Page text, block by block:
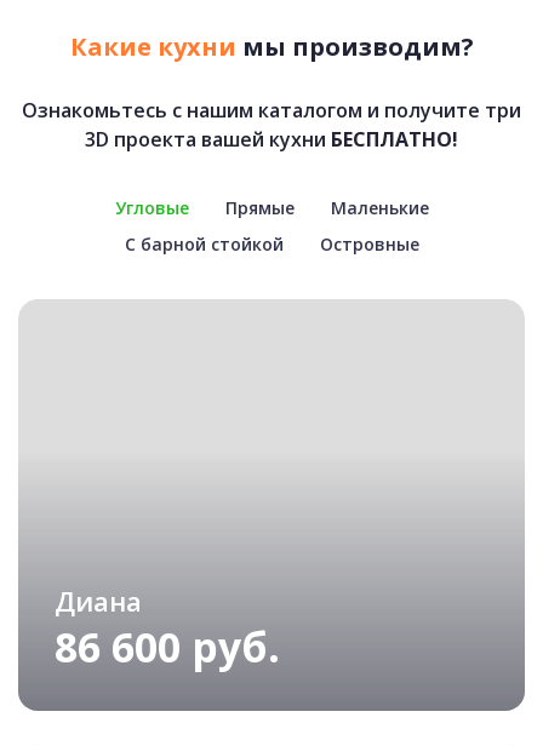
Какие кухни мы производим?
Ознакомьтесь с нашим каталогом и получите три
3D проекта вашей кухни БЕСПЛАТНО!
Угловые Прямые
Маленькие
С барной стойкой
Островные
Диана
86 600 руб.